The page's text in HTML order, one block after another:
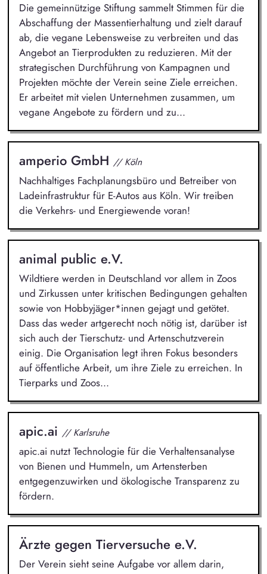
Die gemeinnützige Stiftung sammelt Stimmen für die
Abschaffung der Massentierhaltung und zielt darauf
ab, die vegane Lebensweise zu verbreiten und das
Angebot an Tierprodukten zu reduzieren. Mit der
strategischen Durchführung von Kampagnen und
Projekten möchte der Verein seine Ziele erreichen.
Er arbeitet mit vielen Unternehmen zusammen, um
vegane Angebote zu fördern und zu...
amperio GmbH // Köln
Nachhaltiges Fachplanungsbüro und Betreiber von
Ladeinfrastruktur für E-Autos aus Köln. Wir treiben
die Verkehrs- und Energiewende voran!
animal public e.V.
Wildtiere werden in Deutschland vor allem in Zoos
und Zirkussen unter kritischen Bedingungen gehalten
sowie von Hobbyjäger*innen gejagt und getötet.
Dass das weder artgerecht noch nötig ist, darüber ist
sich auch der Tierschutz- und Artenschutzverein
einig. Die Organisation legt ihren Fokus besonders
auf öffentliche Arbeit, um ihre Ziele zu erreichen. In
Tierparks und Zoos...
apic.ai // Karlsruhe
apic.ai nutzt Technologie für die Verhaltensanalyse
von Bienen und Hummeln, um Artensterben
entgegenzuwirken und ökologische Transparenz zu
fördern.
Ärzte gegen Tierversuche e.V.
Der Verein sieht seine Aufgabe vor allem darin,